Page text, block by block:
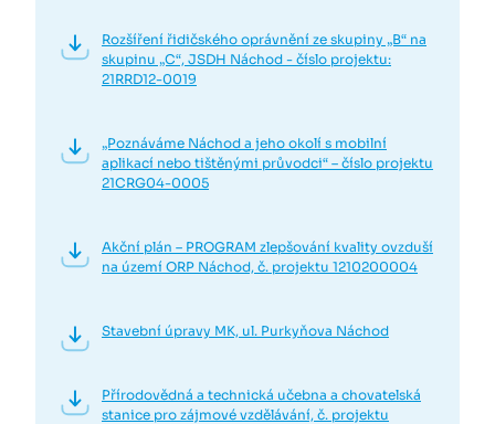
Rozšíření řidičského oprávnění ze skupiny „B“ na
skupinu „C“, JSDH Náchod - číslo projektu:
21RRD12-0019
„Poznáváme Náchod a jeho okolí s mobilní
aplikací nebo tištěnými průvodci“ – číslo projektu
21CRG04-0005
Akční plán – PROGRAM zlepšování kvality ovzduší
na území ORP Náchod, č. projektu 1210200004
Stavební úpravy MK, ul. Purkyňova Náchod
Přírodovědná a technická učebna a chovatelská
stanice pro zájmové vzdělávání, č. projektu